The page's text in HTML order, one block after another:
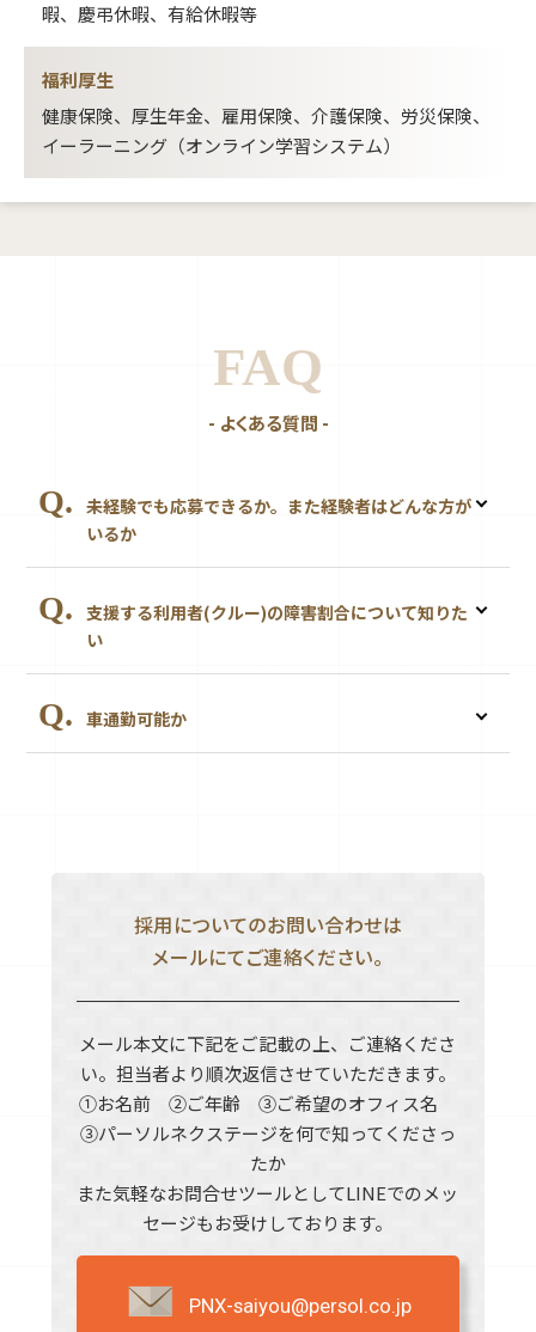
暇、慶弔休暇、有給休暇等
福利厚生
健康保険、厚生年金、雇用保険、介護保険、労災保険、
イーラーニング（オンライン学習システム）
FAQ
- よくある質問 -
未経験でも応募できるか。また経験者はどんな方が
いるか
支援する利用者(クルー)の障害割合について知りた
い
車通勤可能か
採用についてのお問い合わせは
メールにてご連絡ください。
メール本文に下記をご記載の上、ご連絡くださ
い。担当者より順次返信させていただきます。
①お名前 ②ご年齢 ③ご希望のオフィス名
③パーソルネクステージを何で知ってくださっ
たか
また気軽なお問合せツールとしてLINEでのメッ
セージもお受けしております。
PNX-saiyou@persol.co.jp